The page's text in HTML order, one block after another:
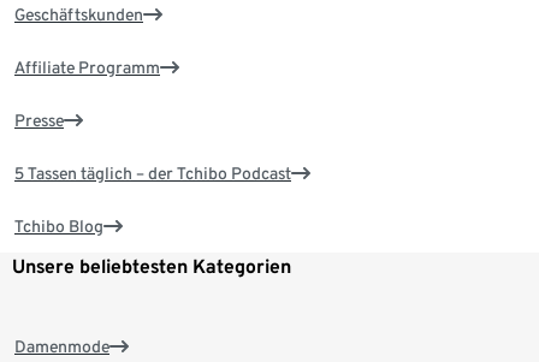
Geschäftskunden
Affiliate Programm
Presse
5 Tassen täglich – der Tchibo Podcast
Tchibo Blog
Unsere beliebtesten Kategorien
Damenmode